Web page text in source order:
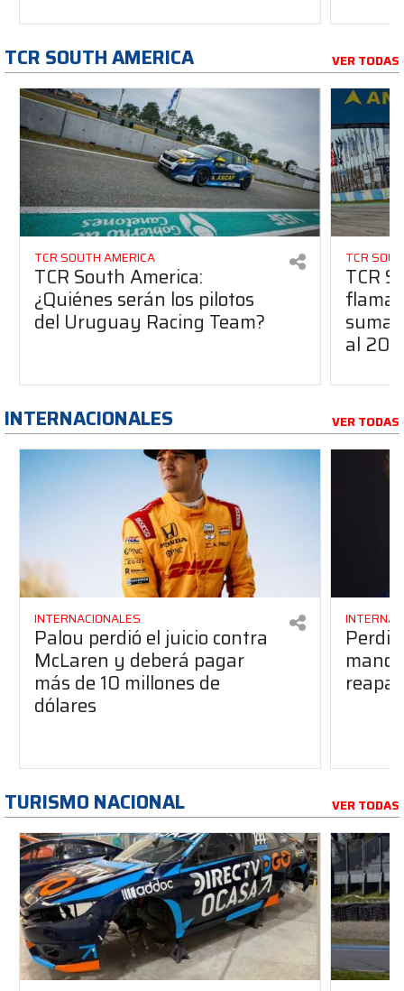
TCR SOUTH AMERICA VER TODAS
TCR SOUTH AMERICA
TCR South America:
¿Quiénes serán los pilotos
del Uruguay Racing Team?
TCR
TCR
suma
al
INTERNACIONALES VER TODAS
INTERNACIONALES
Palou perdió el juicio contra
McLaren y deberá pagar
más de 10 millones de
dólares
TURISMO NACIONAL VER TODAS